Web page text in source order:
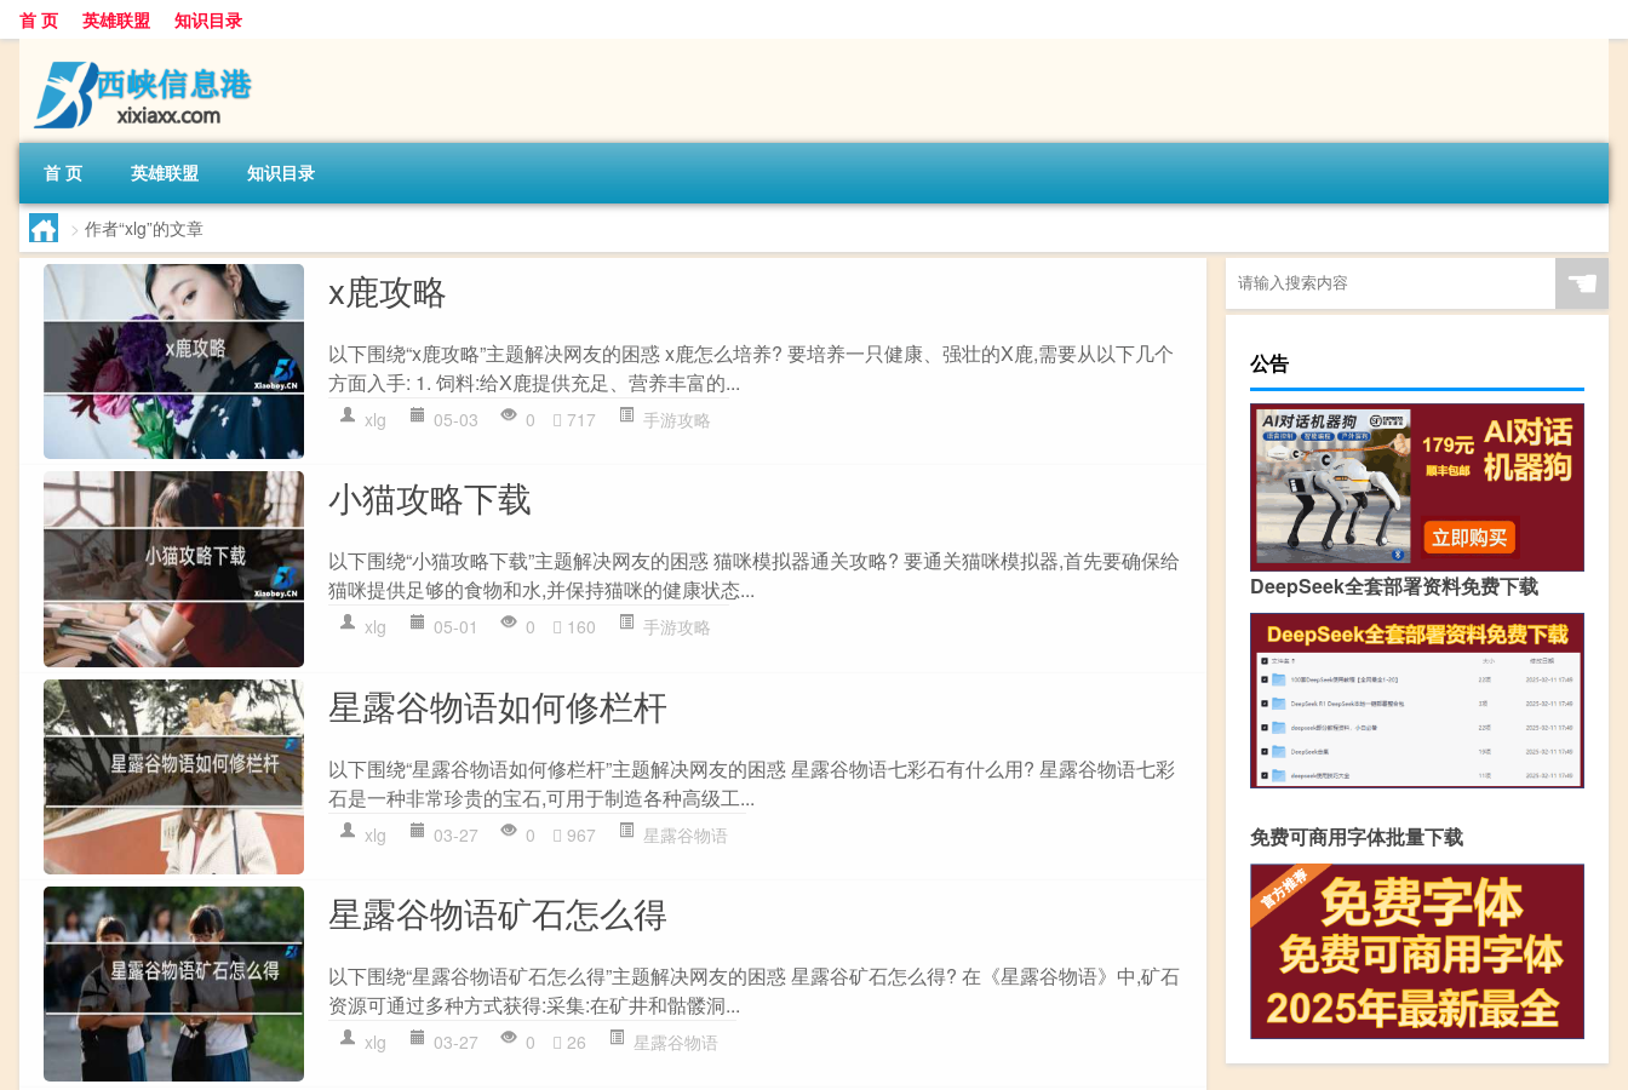
首 页 英雄联盟 知识目录
首 页 英雄联盟 知识目录
> 作者“xlg”的文章
x鹿攻略
以下围绕“x鹿攻略”主题解决网友的困惑 x鹿怎么培养? 要培养一只健康、强壮的X鹿,需要从以下几个
方面入手: 1. 饲料:给X鹿提供充足、营养丰富的...
xlg 05-03 0 717 手游攻略
小猫攻略下载
以下围绕“小猫攻略下载”主题解决网友的困惑 猫咪模拟器通关攻略? 要通关猫咪模拟器,首先要确保给
猫咪提供足够的食物和水,并保持猫咪的健康状态...
xlg 05-01 0 160 手游攻略
星露谷物语如何修栏杆
以下围绕“星露谷物语如何修栏杆”主题解决网友的困惑 星露谷物语七彩石有什么用? 星露谷物语七彩
石是一种非常珍贵的宝石,可用于制造各种高级工...
xlg 03-27 0 967 星露谷物语
星露谷物语矿石怎么得
以下围绕“星露谷物语矿石怎么得”主题解决网友的困惑 星露谷矿石怎么得? 在《星露谷物语》中,矿石
资源可通过多种方式获得:采集:在矿井和骷髅洞...
xlg 03-27 0 26 星露谷物语
☚
公告
DeepSeek全套部署资料免费下载
免费可商用字体批量下载